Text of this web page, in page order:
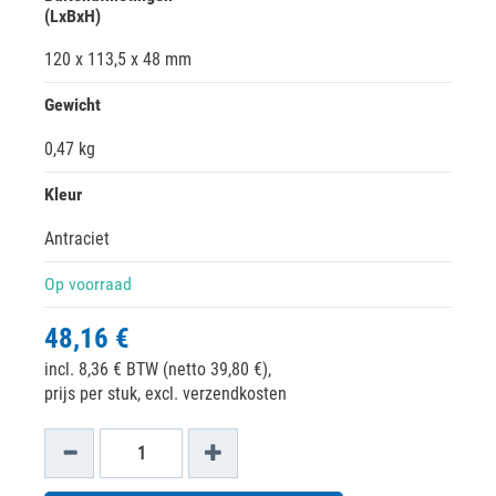
(LxBxH)
120 x 113,5 x 48 mm
Gewicht
0,47 kg
Kleur
Antraciet
Op voorraad
48,16 €
incl. 8,36 € BTW (netto 39,80 €),
prijs per stuk, excl. verzendkosten